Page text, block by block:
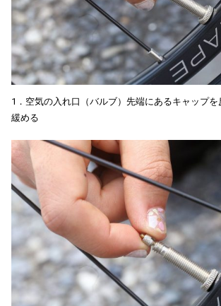
1．空気の入れ口（バルブ）先端にあるキャップ
緩める